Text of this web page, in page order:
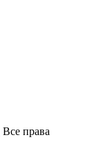
Все права